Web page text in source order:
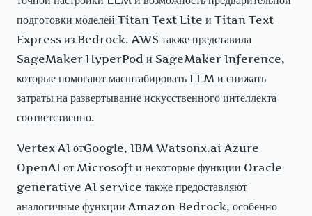
подготовки моделей Titan Text Lite и Titan Text
Express из Bedrock. AWS также представила
SageMaker HyperPod и SageMaker Inference,
которые помогают масштабировать LLM и снижать
затраты на развертывание искусственного интеллекта
соответственно.
Vertex AI отGoogle, IBM Watsonx.ai Azure
OpenAI от Microsoft и некоторые функции Oracle
generative AI service также предоставляют
аналогичные функции Amazon Bedrock, особенно